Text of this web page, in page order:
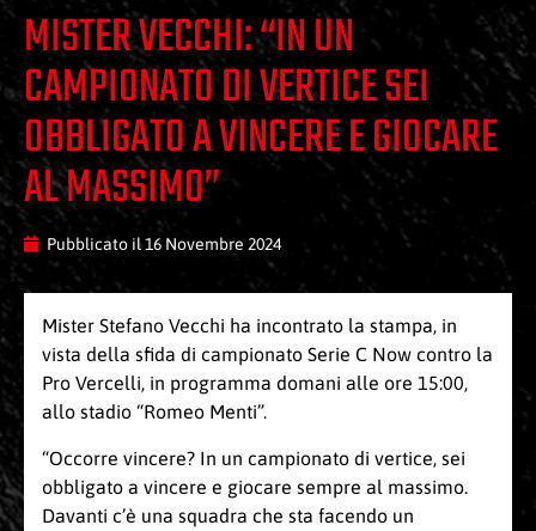
MISTER VECCHI: “IN UN
CAMPIONATO DI VERTICE SEI
OBBLIGATO A VINCERE E GIOCARE
AL MASSIMO”
Pubblicato il16 Novembre 2024
Mister Stefano Vecchi ha incontrato la stampa, in
vista della sfida di campionato Serie C Now contro la
Pro Vercelli, in programma domani alle ore 15:00,
allo stadio “Romeo Menti”.
“Occorre vincere? In un campionato di vertice, sei
obbligato a vincere e giocare sempre al massimo.
Davanti c’è una squadra che sta facendo un